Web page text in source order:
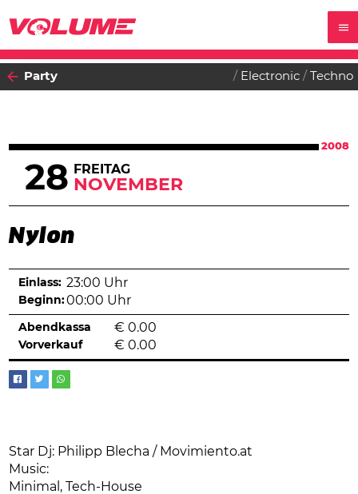
Party Electronic Techno
2008
28 FREITAG
NOVEMBER
Nylon
Einlass: 23:00 Uhr
Beginn:00:00 Uhr
Abendkassa € 0.00
Vorverkauf € 0.00
Star Dj: Philipp Blecha / Movimiento.at
Music:
Minimal, Tech-House